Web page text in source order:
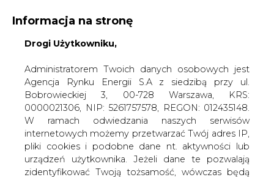
KONTAKT:
WYDAWCA PORTALU:
WYSOKI KONTRAST WIELKOŚĆ TEKSTU A A
ZALOGUJ SIĘ
Informacja na stronę
Drogi Użytkowniku,
Administratorem Twoich danych osobowych jest
Agencja Rynku Energii S.A z siedzibą przy ul.
Bobrowieckiej 3, 00-728 Warszawa, KRS:
0000021306, NIP: 5261757578, REGON: 012435148.
W ramach odwiedzania naszych serwisów
internetowych możemy przetwarzać Twój adres IP,
pliki cookies i podobne dane nt. aktywności lub
urządzeń użytkownika. Jeżeli dane te pozwalają
zidentyfikować Twoją tożsamość, wówczas będą